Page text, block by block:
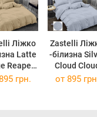
Ліжко
Latte
Reaper
Zastelli
-білизна Silver
Cloud
Srey
895 грн. от 895